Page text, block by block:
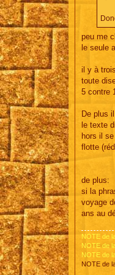
peu me
le seule
il y à
toute
5 contre
De plus
le texte
hors il
flotte
de plus:
si la
voyage
ans au
NOTE de
NOTE de
NOTE de
NOTE de